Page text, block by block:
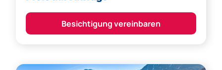
Besichtigung vereinbaren